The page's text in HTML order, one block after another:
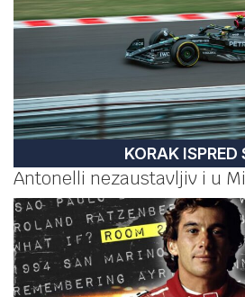
KORAK ISPRED
Antonelli nezaustavljiv i u